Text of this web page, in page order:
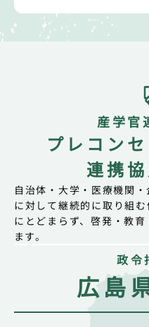
産学官
プレコン
連携
自治体・大学・医療機関
に対して継続的に取り組む
にとどまらず、啓発・教
ます。
政令
広島